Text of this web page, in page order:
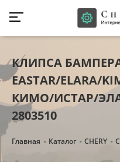
КЛИПСА БАМПЕРА
EASTAR/ELARA/
КИМО/ИСТАР/
2803510
Главная Каталог CHERY